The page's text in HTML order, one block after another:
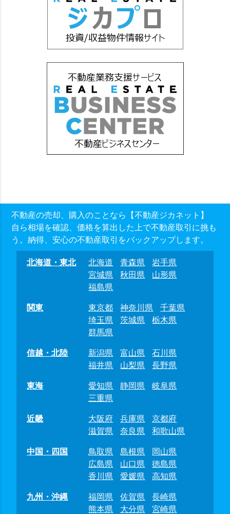
不動産の売却、購入のことなら【不動産ジカネット】
自ら相場を確認、価格を算出した上で不動産取引に挑も
う。納得、安心の不動産取引をバックアップします。
北海道・東北 北海道 青森県
岩手県
宮城県
秋田県
山形県
福島県
関東
東京都 神奈川県
千葉県
埼玉県
茨城県
栃木県
群馬県
信越・北陸
新潟県 富山県
石川県
福井県
山梨県
長野県
東海
愛知県 静岡県
岐阜県
三重県
近畿
大阪府 兵庫県
京都府
滋賀県
奈良県
和歌山県
中国・四国
鳥取県 島根県
岡山県
広島県
山口県
徳島県
香川県
愛媛県
高知県
九州・沖縄
福岡県 佐賀県
長崎県
熊本県
大分県 宮崎県